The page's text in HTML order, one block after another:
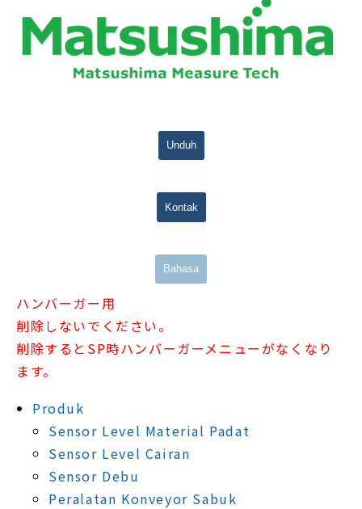
Unduh
Kontak
Bahasa
ハンバーガー用
削除しないでください。
削除するとSP時ハンバーガーメニューがなくなり
ます。
Produk
Sensor Level Material Padat
Sensor Level Cairan
Sensor Debu
Peralatan Konveyor Sabuk